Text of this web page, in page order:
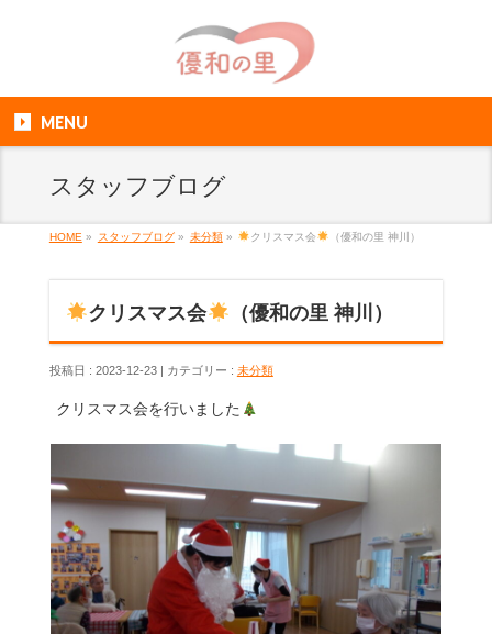
MENU
スタッフブログ
HOME » スタッフブログ» 未分類» クリスマス会 （優和の里 神川）
クリスマス会 （優和の里 神川）
投稿日 : 2023-12-23 カテゴリー : 未分類
クリスマス会を行いました